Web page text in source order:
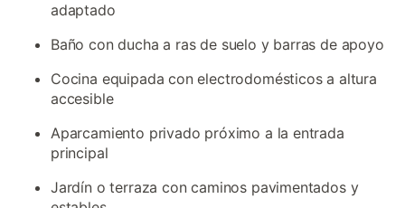
adaptado
Baño con ducha a ras de suelo y barras de apoyo
Cocina equipada con electrodomésticos a altura
accesible
Aparcamiento privado próximo a la entrada
principal
Jardín o terraza con caminos pavimentados y